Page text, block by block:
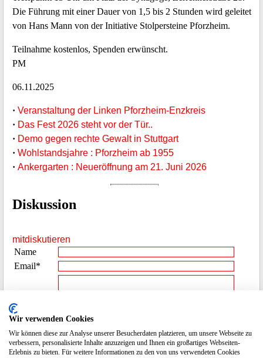
Die Führung mit einer Dauer von 1,5 bis 2 Stunden wird geleitet
von Hans Mann von der Initiative Stolpersteine Pforzheim.
Teilnahme kostenlos, Spenden erwünscht.
PM
06.11.2025
· Veranstaltung der Linken Pforzheim-Enzkreis
· Das Fest 2026 steht vor der Tür..
· Demo gegen rechte Gewalt in Stuttgart
· Wohlstandsjahre : Pforzheim ab 1955
· Ankergarten : Neueröffnung am 21. Juni 2026
Diskussion
mitdiskutieren
Name
Email*
Beitrag**
Spamcode
eingeben
6193
Wir verwenden Cookies
Wir können diese zur Analyse unserer Besucherdaten platzieren, um unsere Webseite zu
verbessern, personalisierte Inhalte anzuzeigen und Ihnen ein großartiges Webseiten-
Erlebnis zu bieten. Für weitere Informationen zu den von uns verwendeten Cookies